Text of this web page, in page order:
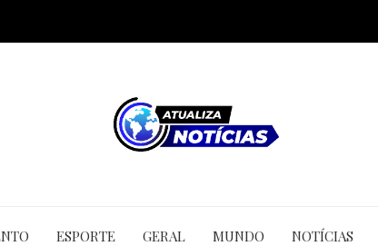
ESPORTE GERAL MUNDO NOTÍCIAS